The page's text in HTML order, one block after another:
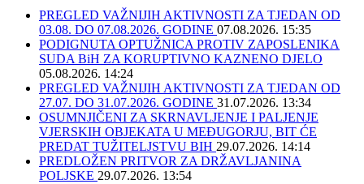
PREGLED VAŽNIJIH AKTIVNOSTI ZA TJEDAN OD
03.08. DO 07.08.2026. GODINE 07.08.2026. 15:35
PODIGNUTA OPTUŽNICA PROTIV ZAPOSLENIKA
SUDA BiH ZA KORUPTIVNO KAZNENO DJELO
05.08.2026. 14:24
PREGLED VAŽNIJIH AKTIVNOSTI ZA TJEDAN OD
27.07. DO 31.07.2026. GODINE 31.07.2026. 13:34
OSUMNJIČENI ZA SKRNAVLJENJE I PALJENJE
VJERSKIH OBJEKATA U MEĐUGORJU, BIT ĆE
PREDAT TUŽITELJSTVU BIH 29.07.2026. 14:14
PREDLOŽEN PRITVOR ZA DRŽAVLJANINA
POLJSKE 29.07.2026. 13:54